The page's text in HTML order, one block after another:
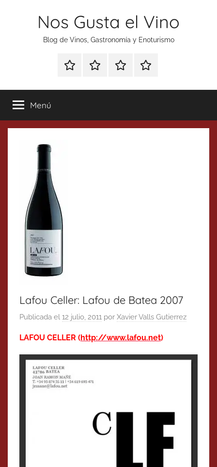
Nos Gusta el Vino
Blog de Vinos, Gastronomía y Enoturismo
Especial
Tonics
Enoturismo
Gastronomía
RankingContacto
Menú
Lafou Celler: Lafou de Batea 2007
Publicada el 12 julio, 2011 por Xavier Valls Gutierrez
LAFOU CELLER (http://www.lafou.net)